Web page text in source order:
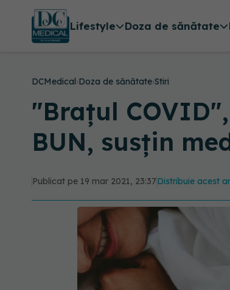
Lifestyle Doza de sănătate
DCMedical›Doza de sănătate›Stiri
"Brațul
BUN, susțin
Publicat pe 19 mar 2021, 23:37Distribuie acest